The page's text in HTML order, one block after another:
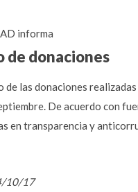
informa
donaciones
las donaciones
De acuerdo con
en transparencia y
10/17